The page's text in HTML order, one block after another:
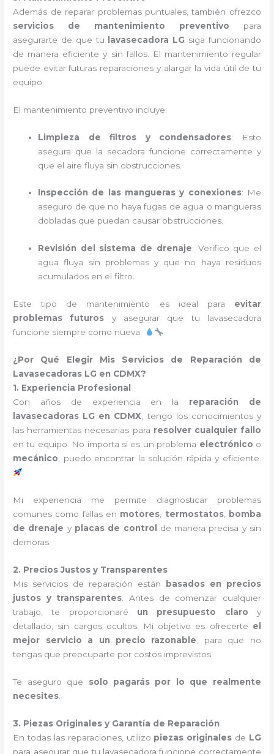
Además de reparar problemas puntuales, también ofrezco
servicios de mantenimiento preventivo para
asegurarte de que tu
lavasecadora LG siga funcionando
de manera eficiente y sin fallos. El mantenimiento regular
puede evitar futuras reparaciones y alargar la vida útil de tu
equipo.
El mantenimiento preventivo incluye:
Limpieza de filtros y condensadores: Esto
asegura que la secadora funcione correctamente y
que el aire fluya sin obstrucciones.
Inspección de las mangueras y conexiones: Me
aseguro de que no haya fugas de agua o mangueras
dobladas que puedan causar obstrucciones.
Revisión del sistema de drenaje: Verifico que el
agua fluya sin problemas y que no haya residuos
acumulados en el filtro.
Este tipo de mantenimiento es ideal para evitar
problemas futuros y asegurar que tu lavasecadora
funcione siempre como nueva.
¿Por Qué Elegir Mis Servicios de Reparación de
Lavasecadoras LG en CDMX?
1. Experiencia Profesional
Con años de experiencia en la reparación de
lavasecadoras LG en CDMX , tengo los conocimientos y
las herramientas necesarias para resolver cualquier fallo
en tu equipo. No importa si es un problema electrónico o
mecánico , puedo encontrar la solución rápida y eficiente.
Mi experiencia me permite diagnosticar problemas
comunes como fallas en motores termostatos,
bomba
de drenaje y placas de control
de manera precisa y sin
demoras.
2. Precios Justos y Transparentes
Mis servicios de reparación están
basados en precios
justos y transparentes . Antes de comenzar cualquier
trabajo, te proporcionaré un presupuesto claro y
detallado, sin cargos ocultos. Mi objetivo es ofrecerte el
mejor servicio a un precio razonable , para que no
tengas que preocuparte por costos imprevistos.
Te aseguro que solo pagarás por lo que realmente
necesites
3. Piezas Originales y Garantía de Reparación
En todas las reparaciones, utilizo piezas originales de LG
para asegurar que tu lavasecadora funcione correctamente